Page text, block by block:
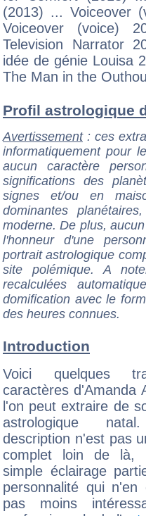
(2013) ... Voiceover
Voiceover (voice)
Television Narrator
idée de génie Louisa
The Man in the
Profil astrologique
Avertissement: ces
informatiquement pour
aucun caractère
significations des
signes et/ou en
dominantes
moderne. De plus,
l'honneur d'une
portrait astrologique
site polémique. A
recalculées
domification avec le
des heures connues.
Introduction
Voici quelques
caractères d'Amanda
l'on peut extraire de
astrologique
description n'est pas
complet loin de là,
simple éclairage
personnalité qui n'en
pas moins